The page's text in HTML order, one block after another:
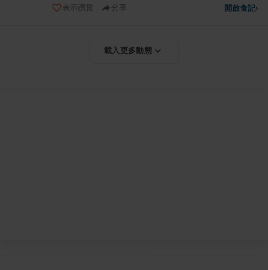
表示讚賞 分享 開啟食記›
載入更多動態